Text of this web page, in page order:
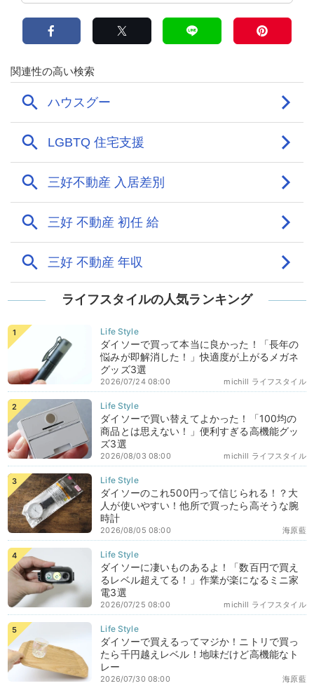
ライフスタイルの人気ランキング
ダイソーで買って本当に良かった！「長年の
悩みが即解消した！」快適度が上がるメガネ
グッズ3選
michill ライフスタイル
2026/07/24 08:00
ダイソーで買い替えてよかった！「100均の
商品とは思えない！」便利すぎる高機能グッ
ズ3選
michill ライフスタイル
2026/08/03 08:00
ダイソーのこれ500円って信じられる！？大
人が使いやすい！他所で買ったら高そうな腕
時計
海原藍
2026/08/05 08:00
ダイソーに凄いものあるよ！「数百円で買え
るレベル超えてる！」作業が楽になるミニ家
電3選
michill ライフスタイル
2026/07/25 08:00
ダイソーで買えるってマジか！ニトリで買っ
たら千円越えレベル！地味だけど高機能なト
レー
海原藍
2026/07/30 08:00